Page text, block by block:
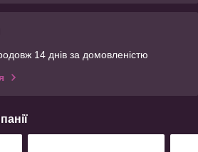
14 днів за домовленістю